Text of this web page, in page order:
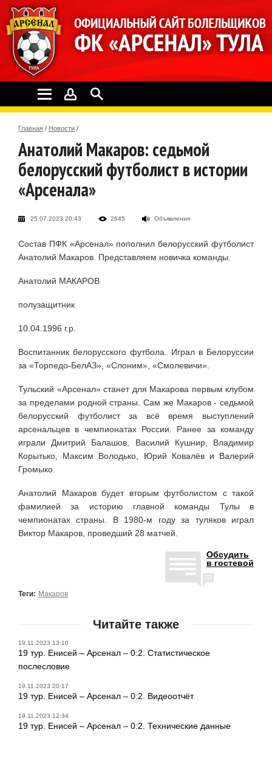
Главная / Новости /
Анатолий Макаров: седьмой
белорусский футболист в истории
«Арсенала»
25.07.2023 20:43 2645 Объявления
Состав ПФК «Арсенал» пополнил белорусский футболист
Анатолий Макаров. Представляем новичка команды.
Анатолий МАКАРОВ
полузащитник
10.04.1996 г.р.
Воспитанник белорусского футбола. Играл в Белоруссии
за «Торпедо-БелАЗ», «Слоним», «Смолевичи».
Тульский «Арсенал» станет для Макарова первым клубом
за пределами родной страны. Сам же Макаров - седьмой
белорусский футболист за всё время выступлений
арсенальцев в чемпионатах России. Ранее за команду
играли Дмитрий Балашов, Василий Кушнир, Владимир
Корытько, Максим Володько, Юрий Ковалёв и Валерий
Громыко.
Анатолий Макаров будет вторым футболистом с такой
фамилией за историю главной команды Тулы в
чемпионатах страны. В 1980-м году за туляков играл
Виктор Макаров, проведший 28 матчей.
Обсудить
в гостевой
Теги: Макаров
Читайте также
19.11.2023 13:10
19 тур. Енисей – Арсенал – 0:2. Статистическое
послесловие
19.11.2023 20:17
19 тур. Енисей – Арсенал – 0:2. Видеоотчёт
19.11.2023 12:34
19 тур. Енисей – Арсенал – 0:2. Технические данные